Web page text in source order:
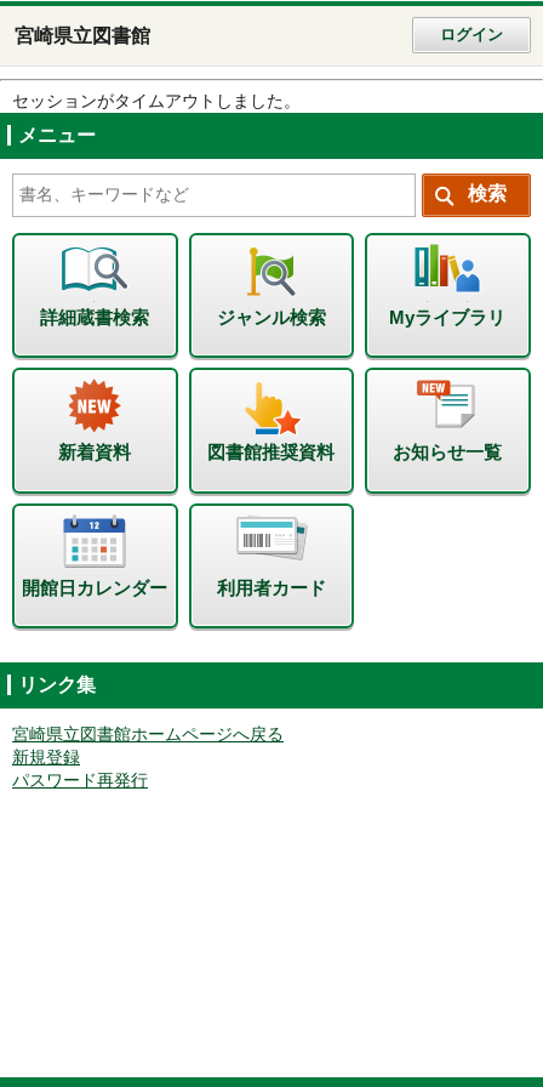
宮崎県立図書館 ログイン
セッションがタイムアウトしました。
メニュー
詳細蔵書検索 ジャンル検索 Myライブラリ
新着資料 図書館推奨資料 お知らせ一覧
開館日カレンダー 利用者カード
リンク集
宮崎県立図書館ホームページへ戻る
新規登録
パスワード再発行